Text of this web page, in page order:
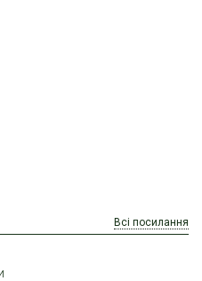
Всі посилання